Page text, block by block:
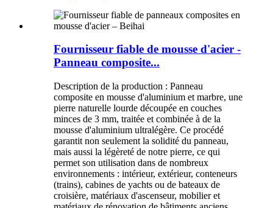
Fournisseur fiable de mousse d'acier -
Panneau composite...
Description de la production : Panneau
composite en mousse d'aluminium et marbre, une
pierre naturelle lourde découpée en couches
minces de 3 mm, traitée et combinée à de la
mousse d'aluminium ultralégère. Ce procédé
garantit non seulement la solidité du panneau,
mais aussi la légèreté de notre pierre, ce qui
permet son utilisation dans de nombreux
environnements : intérieur, extérieur, conteneurs
(trains), cabines de yachts ou de bateaux de
croisière, matériaux d'ascenseur, mobilier et